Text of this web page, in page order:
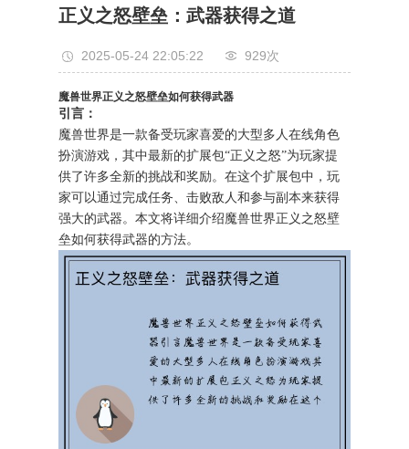
正义之怒壁垒：武器获得之道
2025-05-24 22:05:22 929次
魔兽世界正义之怒壁垒如何获得武器
引言：
魔兽世界是一款备受玩家喜爱的大型多人在线角色
扮演游戏，其中最新的扩展包“正义之怒”为玩家提
供了许多全新的挑战和奖励。在这个扩展包中，玩
家可以通过完成任务、击败敌人和参与副本来获得
强大的武器。本文将详细介绍魔兽世界正义之怒壁
垒如何获得武器的方法。